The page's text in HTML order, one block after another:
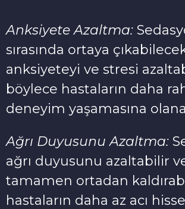
Anksiyete Azaltma:
sırasında ortaya
anksiyeteyi ve stresi
böylece hastaların daha
deneyim yaşamasına
Ağrı Duyusunu Azaltma:
ağrı duyusunu azaltabilir
tamamen ortadan
hastaların daha az acı